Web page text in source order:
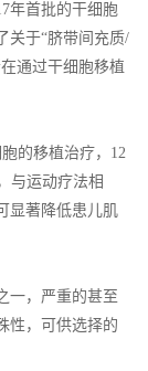
年首批的干细胞
关于“脐带间充质/
通过干细胞移植
的移植治疗，12
与运动疗法相
显著降低患儿肌
一，严重的甚至
性，可供选择的